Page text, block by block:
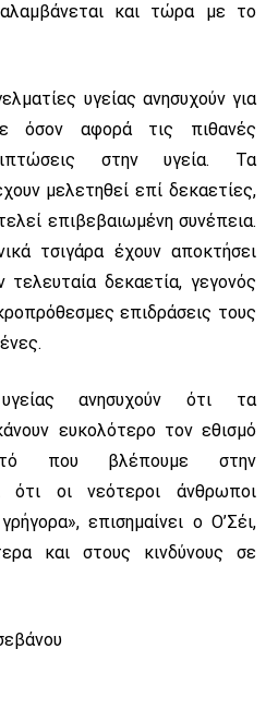
και τώρα με το
υγείας ανησυχούν για
όσον αφορά τις πιθανές
στην υγεία. Τα
μελετηθεί επί δεκαετίες,
επιβεβαιωμένη συνέπεια.
τσιγάρα έχουν αποκτήσει
τελευταία δεκαετία, γεγονός
επιδράσεις τους
ανησυχούν ότι τα
ευκολότερο τον εθισμό
που βλέπουμε στην
ότι οι νεότεροι άνθρωποι
επισημαίνει ο Ο’Σέι,
και στους κινδύνους σε